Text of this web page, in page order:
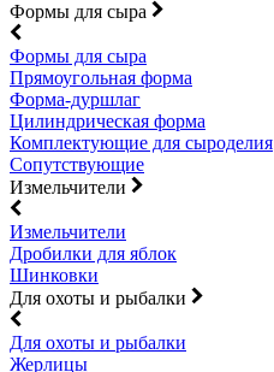
Формы для сыра
Формы для сыра
Прямоугольная форма
Форма-дуршлаг
Цилиндрическая форма
Комплектующие для сыроделия
Сопутствующие
Измельчители
Измельчители
Дробилки для яблок
Шинковки
Для охоты и рыбалки
Для охоты и рыбалки
Жерлицы